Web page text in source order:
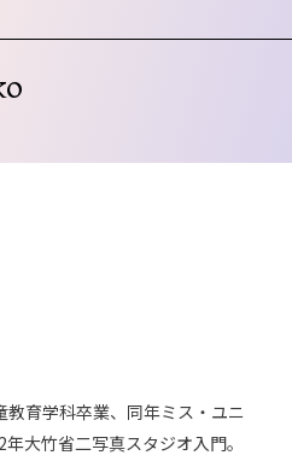
育学科卒業、同年ミス・ユニ
大竹省二写真スタジオ入門。